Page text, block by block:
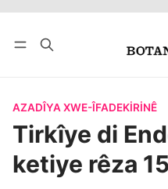
bişopîne
AZADÎYA XWE-ÎFADEKIRINÊ
Tirkîye di
ketiye rêza